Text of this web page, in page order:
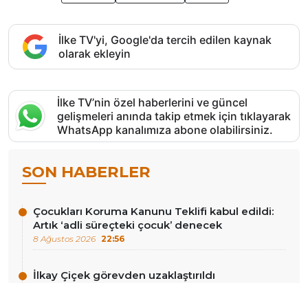
İlke TV'yi, Google'da tercih edilen kaynak
olarak ekleyin
İlke TV’nin özel haberlerini ve güncel
gelişmeleri anında takip etmek için tıklayarak
WhatsApp kanalımıza abone olabilirsiniz.
SON HABERLER
Çocukları Koruma Kanunu Teklifi kabul edildi:
Artık ‘adli süreçteki çocuk’ denecek
8 Ağustos 2026 22:56
İlkay Çiçek görevden uzaklaştırıldı